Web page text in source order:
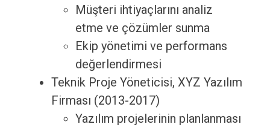
Müşteri ihtiyaçlarını analiz
etme ve çözümler sunma
Ekip yönetimi ve performans
değerlendirmesi
Teknik Proje Yöneticisi, XYZ Yazılım
Firması (2013-2017)
Yazılım projelerinin planlanması